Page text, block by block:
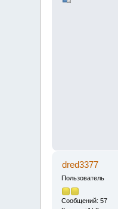
dred3377
Пользователь
Сообщений: 57